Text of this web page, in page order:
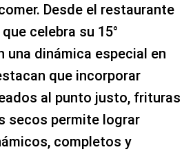
Desde el restaurante
celebra su 15°
una dinámica especial en
que incorporar
al punto justo, frituras
secos permite lograr
completos y